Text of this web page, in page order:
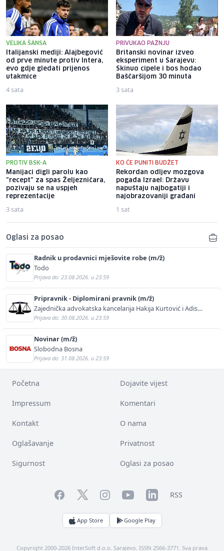
VELIKA ŠANSA
Italijanski mediji: Alajbegović
od prve minute protiv Intera,
evo gdje gledati prijenos
utakmice
4 sata
PRIVUKAO PAŽNJU
Britanski novinar izveo
eksperiment u Sarajevu:
Skinuo cipele i bos hodao
Baščaršijom 30 minuta
3 sata
PROTIV BSK-A
Manijaci digli parolu kao
"recept" za spas Željezničara,
pozivaju se na uspjeh
reprezentacije
3 sata
KO ĆE PUNITI BUDŽET
Rekordan odljev mozgova
pogađa Izrael: Državu
napuštaju najbogatiji i
najobrazovaniji građani
1 sat
Oglasi za posao
Radnik u prodavnici mješovite robe (m/ž)
Todo
Prijava do: 23.08.2026. u 23:59
Pripravnik - Diplomirani pravnik (m/ž)
Zajednička advokatska kancelarija Hakija Kurtović i Adis
Kurtović
Prijava do: 30.08.2026. u 23:59
Novinar (m/ž)
Slobodna Bosna
Prijava do: 31.08.2026. u 23:59
Početna Dojavite vijest
Impressum Komentari
Kontakt O nama
Oglašavanje Privatnost
Sigurnost Oglasi za posao
FacebookTwitterInstagramYouTubeLinkedInRSS
App Store Google Play
Copyright 2000-2026 InterSoft d.o.o. Sarajevo. ISSN 2566-3771. Sva prava